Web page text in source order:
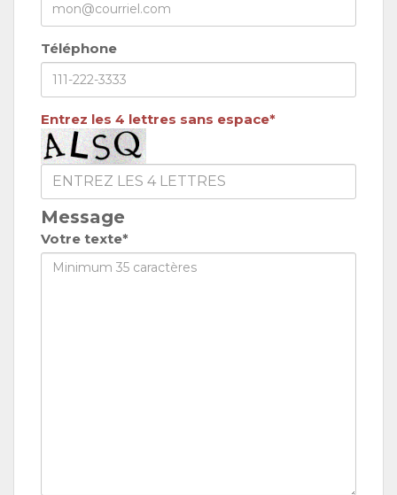
Téléphone
Entrez les 4 lettres sans espace*
Message
Votre texte*